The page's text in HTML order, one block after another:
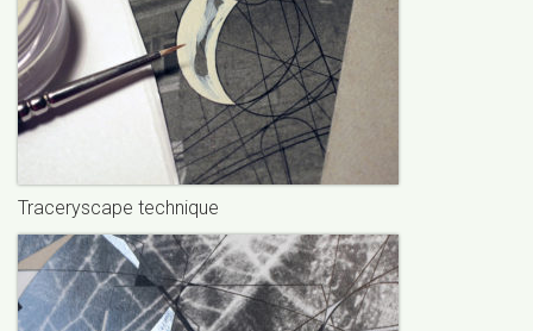
Traceryscape technique